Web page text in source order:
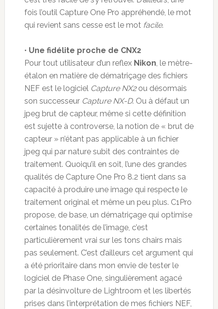
fois l’outil Capture One Pro appréhendé, le mot
qui revient sans cesse est le mot facile.
• Une fidélite proche de CNX2
Pour tout utilisateur d’un reflex Nikon, le mètre-
étalon en matière de dématriçage des fichiers
NEF est le logiciel Capture NX2ou désormais
son successeur Capture NX-D. Ou à défaut un
jpeg brut de capteur, même si cette définition
est sujette à controverse, la notion de « brut de
capteur » n’étant pas applicable à un fichier
jpeg qui par nature subit des contraintes de
traitement. Quoiqu’il en soit, l’une des grandes
qualités de Capture One Pro 8.2 tient dans sa
capacité à produire une image qui respecte le
traitement original et même un peu plus. C1Pro
propose, de base, un dématriçage qui optimise
certaines tonalités de l’image, c’est
particulièrement vrai sur les tons chairs mais
pas seulement. C’est d’ailleurs cet argument qui
a été prioritaire dans mon envie de tester le
logiciel de Phase One, singulièrement agacé
par la désinvolture de Lightroom et les libertés
prises dans l’interprétation de mes fichiers NEF,